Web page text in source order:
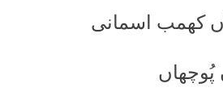
کھمب اسمانی
پُوچھاں